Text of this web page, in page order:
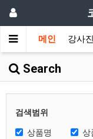
메인 강사진
Search
검색범위
상품명 상